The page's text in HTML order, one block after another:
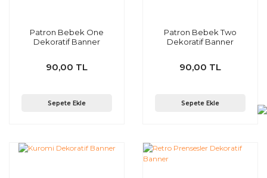
Patron Bebek One
Dekoratif Banner
90,00 TL
Sepete Ekle
Patron Bebek Two
Dekoratif Banner
90,00 TL
Sepete Ekle